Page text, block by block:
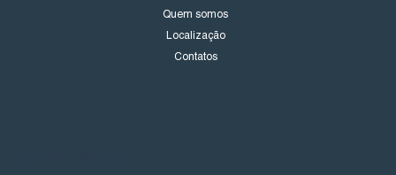
Quem somos
Localização
Contatos